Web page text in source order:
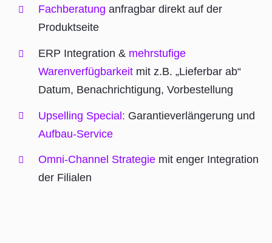
Fachberatunganfragbar direkt auf der
Produktseite
ERP Integration & mehrstufige
Warenverfügbarkeit mit z.B. „Lieferbar ab“
Datum, Benachrichtigung, Vorbestellung
Upselling Special: Garantieverlängerung und
Aufbau-Service
Omni-Channel Strategie mit enger Integration
der Filialen